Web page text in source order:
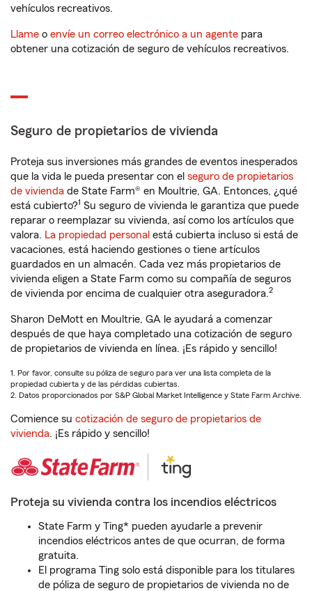
vehículos recreativos.
Llame o envíe un correo electrónico a un agente para
obtener una cotización de seguro de vehículos recreativos.
Seguro de propietarios de vivienda
Proteja sus inversiones más grandes de eventos inesperados
que la vida le pueda presentar con el seguro de propietarios
de vivienda de State Farm® en Moultrie, GA. Entonces, ¿qué
está cubierto?1 Su seguro de vivienda le garantiza que puede
reparar o reemplazar su vivienda, así como los artículos que
valora. La propiedad personal está cubierta incluso si está de
vacaciones, está haciendo gestiones o tiene artículos
guardados en un almacén. Cada vez más propietarios de
vivienda eligen a State Farm como su compañía de seguros
de vivienda por encima de cualquier otra aseguradora.2
Sharon DeMott en Moultrie, GA le ayudará a comenzar
después de que haya completado una cotización de seguro
de propietarios de vivienda en línea. ¡Es rápido y sencillo!
1. Por favor, consulte su póliza de seguro para ver una lista completa de la
propiedad cubierta y de las pérdidas cubiertas.
2. Datos proporcionados por S&P Global Market Intelligence y State Farm Archive.
Comience su cotización de seguro de propietarios de
vivienda. ¡Es rápido y sencillo!
Proteja su vivienda contra los incendios eléctricos
State Farm y Ting* pueden ayudarle a prevenir
incendios eléctricos antes de que ocurran, de forma
gratuita.
El programa Ting solo está disponible para los titulares
de póliza de seguro de propietarios de vivienda no de